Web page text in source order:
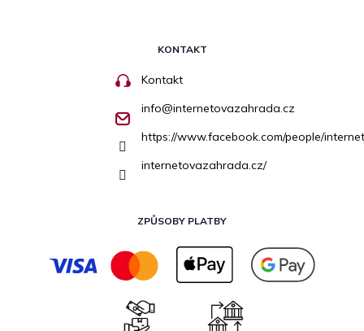
KONTAKT
Kontakt
info@internetovazahrada.cz
https://www.facebook.com/people/
internetovazahrada.cz/
ZPŮSOBY PLATBY